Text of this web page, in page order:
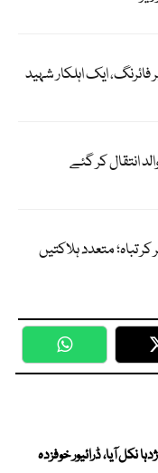
ایک اہلکار شہید
انتقال کر گئے
WhatsApp
آیا، ڈرائیور خوفزدہ